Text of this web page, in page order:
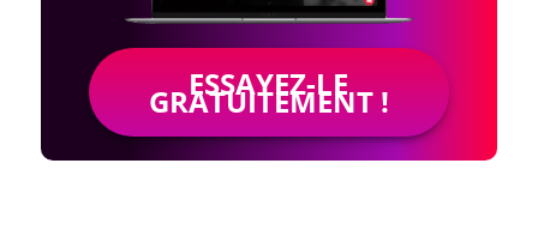
ESSAYEZ-LE
GRATUITEMENT !